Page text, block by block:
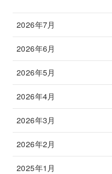
2026年7月
2026年6月
2026年5月
2026年4月
2026年3月
2026年2月
2025年1月